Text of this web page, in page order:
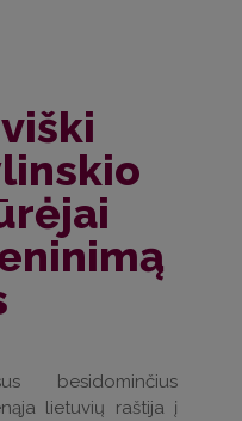
besidominčius
lietuvių raštija į